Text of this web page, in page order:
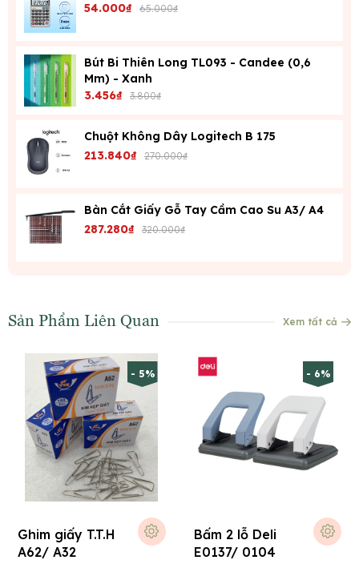
54.000₫ 65.000₫
Bút Bi Thiên Long TL093 - Candee (0,6
Mm) - Xanh
3.456₫ 3.800₫
Chuột Không Dây Logitech B 175
213.840₫ 270.000₫
Bàn Cắt Giấy Gỗ Tay Cầm Cao Su A3/ A4
287.280₫ 320.000₫
Sản Phẩm Liên Quan Xem tất cả
- 5%
Ghim giấy T.T.H
A62/ A32
- 6%
Bấm 2 lỗ Deli
E0137/ 0104